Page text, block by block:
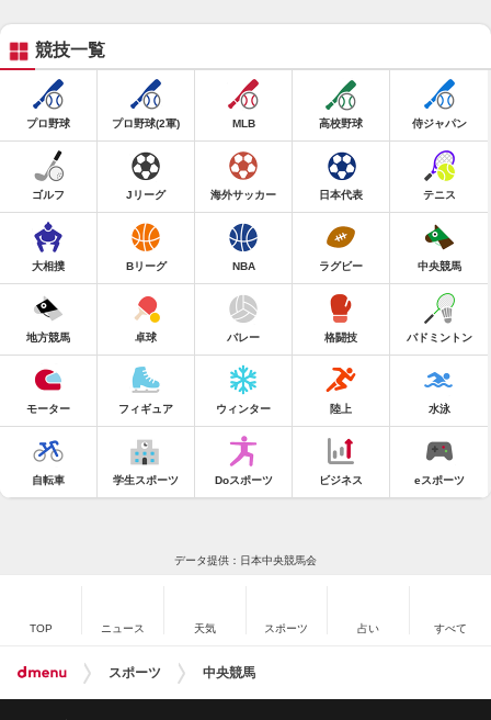
競技一覧
プロ野球 プロ野球(2軍) MLB 高校野球 侍ジャパン
ゴルフ Jリーグ 海外サッカー 日本代表 テニス
大相撲 Bリーグ NBA ラグビー 中央競馬
地方競馬 卓球 バレー 格闘技 バドミントン
モーター フィギュア ウィンター 陸上 水泳
自転車 学生スポーツ Doスポーツ ビジネス eスポーツ
データ提供：日本中央競馬会
TOP ニュース 天気 スポーツ 占い すべて
スポーツ 中央競馬